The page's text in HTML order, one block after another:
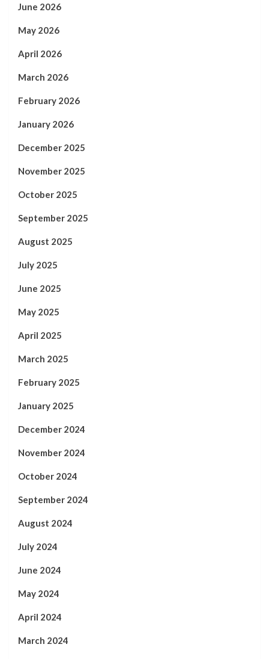
June 2026
May 2026
April 2026
March 2026
February 2026
January 2026
December 2025
November 2025
October 2025
September 2025
August 2025
July 2025
June 2025
May 2025
April 2025
March 2025
February 2025
January 2025
December 2024
November 2024
October 2024
September 2024
August 2024
July 2024
June 2024
May 2024
April 2024
March 2024